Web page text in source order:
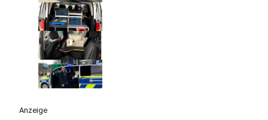
Anzeige